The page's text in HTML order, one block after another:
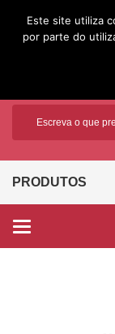
PRODUTOS
Categories
Este site utiliza
por parte do